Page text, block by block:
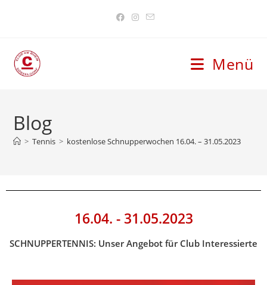
Menü
Blog
> Tennis > kostenlose Schnupperwochen 16.04. – 31.05.2023
16.04. - 31.05.2023
SCHNUPPERTENNIS: Unser Angebot für Club Interessierte